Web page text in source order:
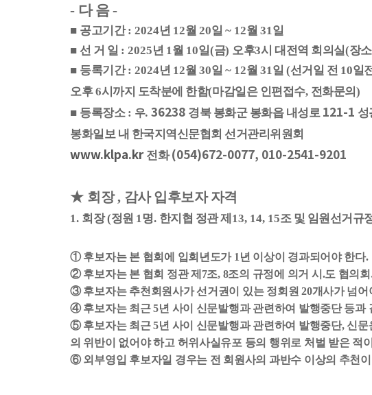
- 다 음-
■ 공고기간: 2024년 12월 20일 ~ 12월 31일
■ 선 거 일 : 2025년 1월 10일(금) 오후3시 대전역 회의실(장
■ 등록기간: 2024년 12월 30일 ~ 12월 31일 (선거일 전 10일
오후6시까지 도착분에 한함(마감일은 인편접수, 전화문의 )
■ 등록장소 : 우. 36238 경북 봉화군 봉화읍 내성로 121-1 성
봉화일보 내 한국지역신문협회 선거관리위원회
www.klpa.kr 전화(054)672-0077, 010-2541-9201
★ 회장, 감사 입후보자 자격
1. 회장(정원 1명. 한지협 정관 제 13, 14, 15조 및 임원선거규
① 후보자는 본 협회에 입회년도가 1 년 이상이 경과되어야 한다.
② 후보자는 본 협회 정관 제 7조, 8조의 규정에 의거 시 .도 협의
③ 후보자는 추천회원사가 선거권이 있는 정회원20개사가 넘어
④ 후보자는 최근5년 사이 신문발행과 관련하여 발행중단 등과
⑤ 후보자는 최근5년 사이 신문발행과 관련하여 발행중단, 신문
의 위반이 없어야 하고 허위사실유포 등의 행위로 처벌 받은 적
⑥ 외부영입 후보자일 경우는 전 회원사의 과반수 이상의 추천